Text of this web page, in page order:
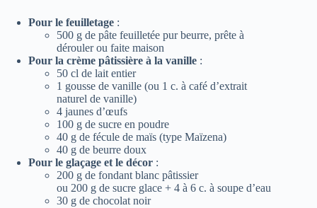
Pour le feuilletage :
500 g de pâte feuilletée pur beurre, prête à
dérouler ou faite maison
Pour la crème pâtissière à la vanille :
50 cl de lait entier
1 gousse de vanille (ou 1 c. à café d’extrait
naturel de vanille)
4 jaunes d’œufs
100 g de sucre en poudre
40 g de fécule de maïs (type Maïzena)
40 g de beurre doux
Pour le glaçage et le décor :
200 g de fondant blanc pâtissier
ou 200 g de sucre glace + 4 à 6 c. à soupe d’eau
30 g de chocolat noir